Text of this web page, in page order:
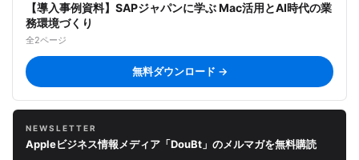
【導入事例資料】SAPジャパンに学ぶ Mac活用とAI時代の業
務環境づくり
全2ページ
無料ダウンロード →
NEWSLETTER
Appleビジネス情報メディア「DouBt」のメルマガを無料購読